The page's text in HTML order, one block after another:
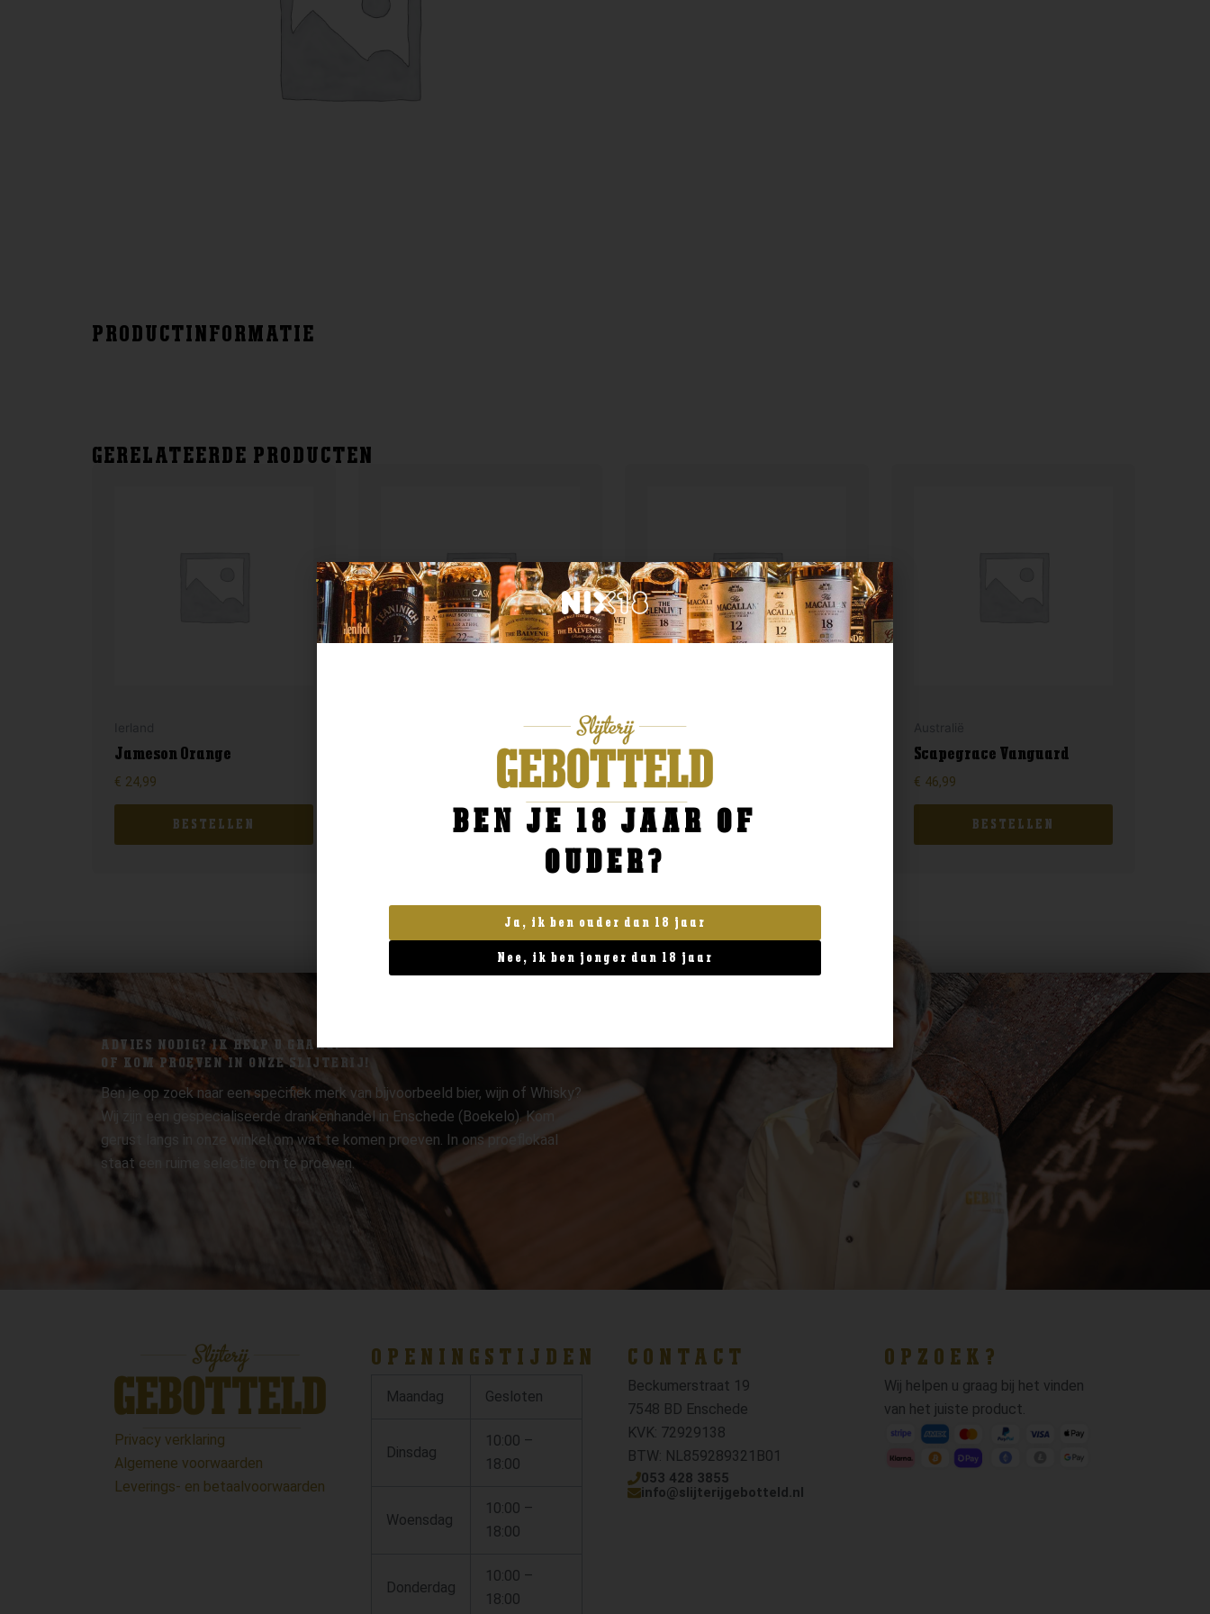
PRODUCTINFORMATIE
GERELATEERDE PRODUCTEN
Jameson Orange
€ 24,99
BESTELLEN
Glengoyne Legacy Chapter
BESTELLEN
Land van herkomst
Fettercairn 12 year
44,99
BESTELLEN
Scapegrace Vanguard
€ 46,99
BESTELLEN
ADVIES NODIG? IK HELP U GRAAG.
OF KOM PROEVEN IN ONZE SLIJTERIJ!
Ben je op zoek naar een specifiek merk van bijvoorbeeld bier, wijn of Whisky?
Wij zijn een gespecialiseerde drankenhandel in Enschede (Boekelo). Kom
gerust langs in onze winkel om wat te komen proeven. In ons proeflokaal
staat een ruime selectie om te proeven.
Privacy verklaring
Algemene voorwaarden
Leverings- en betaalvoorwaarden
OPENINGSTIJDEN
Maandag Gesloten
Dinsdag
10:00 –
18:00
Woensdag
10:00 –
18:00
Donderdag
10:00 –
18:00
CONTACT
Beckumerstraat 19
7548 BD Enschede
KVK: 72929138
BTW: NL859289321B01
053 428 3855
info@slijterijgebotteld.nl
OPZOEK?
Wij helpen u graag bij het vinden
van het juiste product.
BEN JE 18 JAAR OF
OUDER?
Ja, ik ben ouder dan 18 jaar
Nee, ik ben jonger dan 18 jaar